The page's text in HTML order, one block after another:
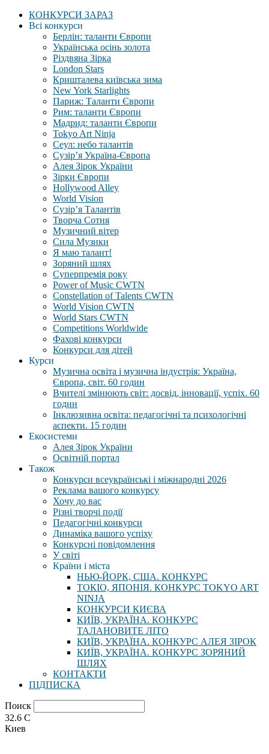
КОНКУРСИ ЗАРАЗ
Всі конкурси
Берлін: таланти Європи
Українська осінь золота
Різдвяна Зірка
London Stars
Кришталева київська зима
New York Starlights
Париж: Таланти Європи
Рим: таланти Європи
Мадрид: таланти Європи
Tokyo Art Ninja
Сеул: небо талантів
Сузір’я Україна-Європа
Алея Зірок України
Зірки Європи
Hollywood Alley
World Vision
Сузір’я Талантів
Творча Сотня
Музичний вітер
Сила Музики
Я маю талант!
Зоряний шлях
Суперпремія року
Power of Music CWTN
Constellation of Talents CWTN
World Vision CWTN
World Stars CWTN
Competitions Worldwide
Фахові конкурси
Конкурси для дітей
Курси
Музична освіта і музична індустрія: Україна,
Європа, світ. 60 годин
Вчителі змінюють світ: досвід, інновації, успіх. 60
годин
Інклюзивна освіта: педагогічні та психологічні
аспекти. 15 годин
Екосистеми
Алея Зірок України
Освітній портал
Також
Конкурси всеукраїнські і міжнародні 2026
Реклама вашого конкурсу
Хочу до вас
Різні творчі події
Педагогічні конкурси
Динаміка вашого успіху
Конкурсні повідомлення
У світі
Країни і міста
НЬЮ-ЙОРК, США. КОНКУРС
ТОКІО, ЯПОНІЯ. КОНКУРС TOKYO ART
NINJA
КОНКУРСИ КИЄВА
КИЇВ, УКРАЇНА. КОНКУРС
ТАЛАНОВИТЕ ЛІТО
КИЇВ, УКРАЇНА. КОНКУРС АЛЕЯ ЗІРОК
КИЇВ, УКРАЇНА. КОНКУРС ЗОРЯНИЙ
ШЛЯХ
КОНТАКТИ
ПІДПИСКА
Поиск
32.6 C
Киев